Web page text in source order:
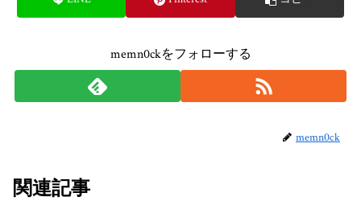
memn0ckをフォローする
memn0ck
関連記事